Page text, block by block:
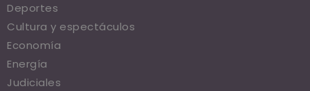
Deportes
Cultura y espectáculos
Economía
Energía
Judiciales